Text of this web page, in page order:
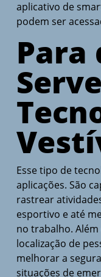
aplicativo de
podem ser
Para
Esse tipo de
aplicações. São
rastrear
esportivo e até
no trabalho.
localização de
melhorar a
situações de